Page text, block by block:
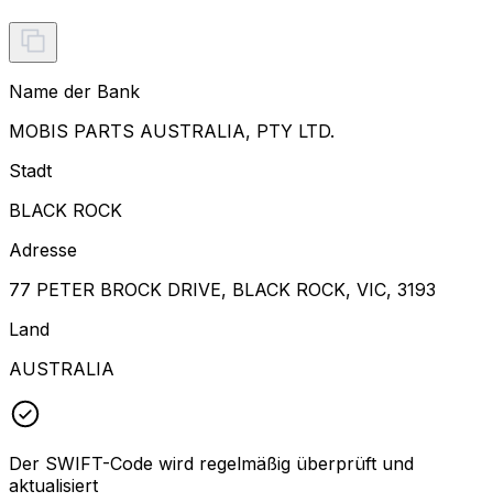
Name der Bank
MOBIS PARTS AUSTRALIA, PTY LTD.
Stadt
BLACK ROCK
Adresse
77 PETER BROCK DRIVE, BLACK ROCK, VIC, 3193
Land
AUSTRALIA
Der SWIFT-Code wird regelmäßig überprüft und
aktualisiert